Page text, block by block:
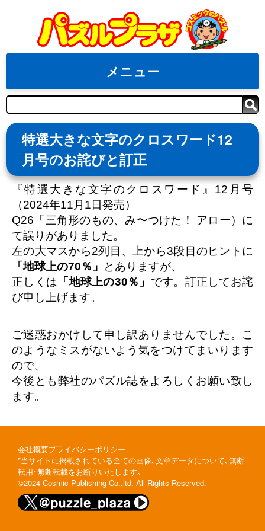
content
メニュー
検
索
特選大きな文字のクロスワード12
月号のお詫びと訂正
『特選大きな文字のクロスワード』12月号
（2024年11月1日発売）
Q26「三角形のもの、み〜つけた！ アロー）に
て誤りがありました。
左の大マスから2列目、上から3段目のヒントに
「地球上の70％」
とありますが、
正しくは 「地球上の30％」 です。訂正してお詫
び申し上げます。
ご迷惑おかけして申し訳ありませんでした。こ
のようなミスがないよう気をつけてまいります
ので、
今後とも弊社のパズル誌をよろしくお願い致し
ます。
会社概要プライバシーポリシー
*当サイトに掲載されている全ての画像､文章データについて､無断
転用･無断転載をお断りいたします｡
©2024 Cosmic Publishing Co.,ltd. All Rights Reserved.